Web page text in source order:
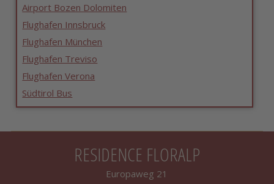
Airport Bozen Dolomiten
Flughafen Innsbruck
Flughafen München
Flughafen Treviso
Flughafen Verona
Südtirol Bus
RESIDENCE FLORALP
Europaweg 21